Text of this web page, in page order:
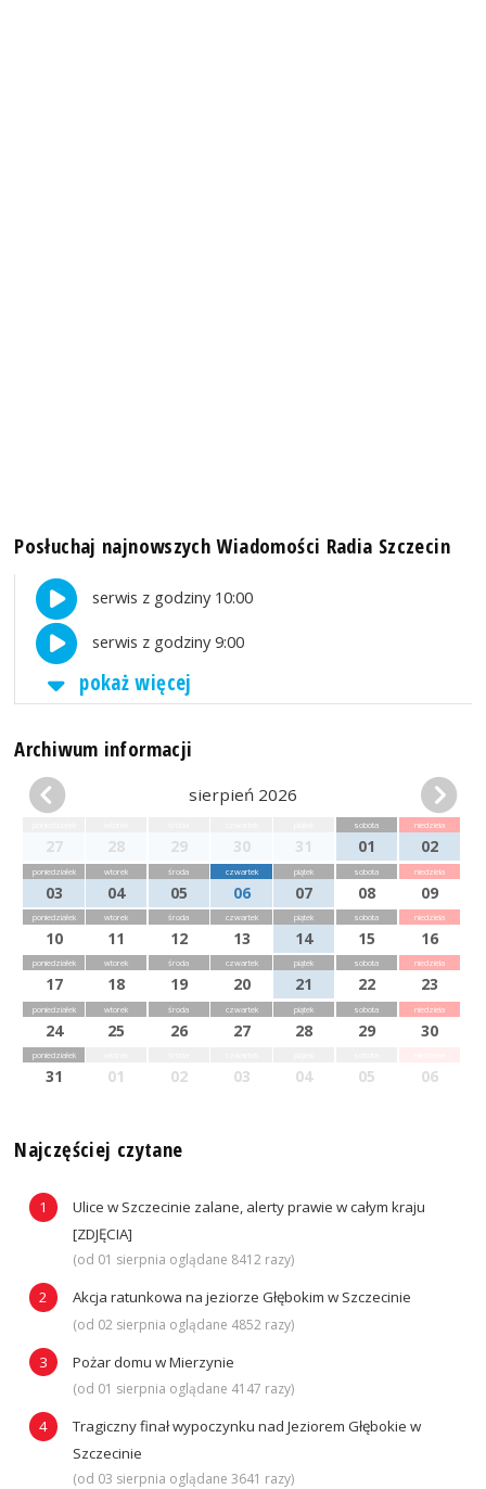
Posłuchaj najnowszych Wiadomości Radia Szczecin
serwis z godziny 10:00
serwis z godziny 9:00
pokaż więcej
Archiwum informacji
sierpień 2026
27 28 29 30 31
sobota
01
niedziela
02
poniedziałek
03
wtorek
04
środa
05
czwartek
06
piątek
07
sobota
08
niedziela
09
poniedziałek
10
wtorek
11
środa
12
czwartek
13
piątek
14
sobota
15
niedziela
16
poniedziałek
17
wtorek
18
środa
19
czwartek
20
piątek
21
sobota
22
niedziela
23
poniedziałek
24
wtorek
25
środa
26
czwartek
27
piątek
28
sobota
29
niedziela
30
poniedziałek
31 01 02 03 04 05 06
Najczęściej czytane
Ulice w Szczecinie zalane, alerty prawie w całym kraju
[ZDJĘCIA]
(od 01 sierpnia oglądane 8412 razy)
Akcja ratunkowa na jeziorze Głębokim w Szczecinie
(od 02 sierpnia oglądane 4852 razy)
Pożar domu w Mierzynie
(od 01 sierpnia oglądane 4147 razy)
Tragiczny finał wypoczynku nad Jeziorem Głębokie w
Szczecinie
(od 03 sierpnia oglądane 3641 razy)